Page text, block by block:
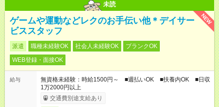
未読
NEW
ゲームや運動などレクのお手伝い他＊デイサー
ビススタッフ
派遣 職種未経験OK 社会人未経験OK
ブランクOK
WEB登録・面接OK
給与
無資格未経験：時給1500円～ ■週払いOK ■扶養内OK ■日収
1万2000円以上
交通費別途支給あり